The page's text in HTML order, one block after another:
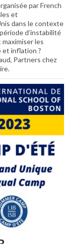
par French
et
dans le contexte
d’instabilité
les
inflation ?
Partners chez